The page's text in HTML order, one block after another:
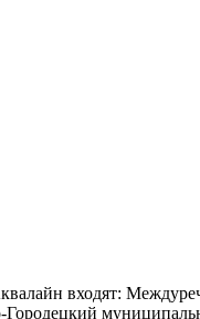
входят:
Городецкий